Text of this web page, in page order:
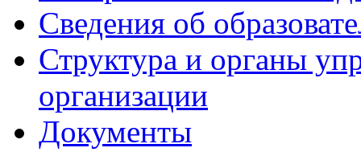
Сведения об
Структура и органы
организации
Документы